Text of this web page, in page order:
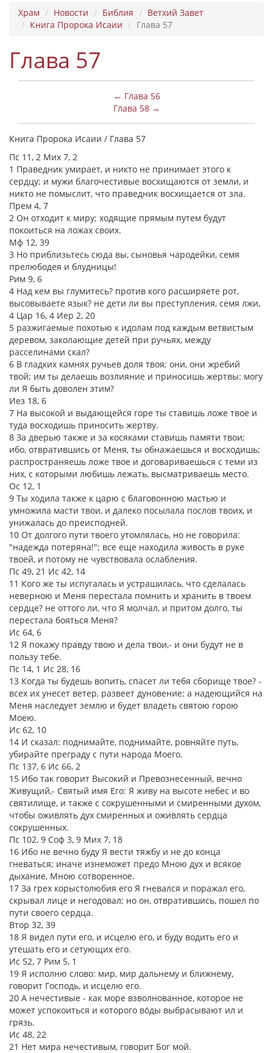
Храм Новости Библия
Ветхий Завет
Книга Пророка Исаии
Глава 57
Глава 57
← Глава 56
Глава 58 →
Книга Пророка Исаии / Глава 57
Пс 11, 2 Мих 7, 2
1 Праведник умирает, и никто не принимает этого к
сердцу; и мужи благочестивые восхищаются от земли, и
никто не помыслит, что праведник восхищается от зла.
Прем 4, 7
2 Он отходит к миру; ходящие прямым путем будут
покоиться на ложах своих.
Мф 12, 39
3 Но приблизьтесь сюда вы, сыновья чародейки, семя
прелюбодея и блудницы!
Рим 9, 6
4 Над кем вы глумитесь? против кого расширяете рот,
высовываете язык? не дети ли вы преступления, семя лжи,
4 Цар 16, 4 Иер 2, 20
5 разжигаемые похотью к идолам под каждым ветвистым
деревом, заколающие детей при ручьях, между
расселинами скал?
6 В гладких камнях ручьев доля твоя; они, они жребий
твой; им ты делаешь возлияние и приносишь жертвы: могу
ли Я быть доволен этим?
Иез 18, 6
7 На высокой и выдающейся горе ты ставишь ложе твое и
туда восходишь приносить жертву.
8 За дверью также и за косяками ставишь памяти твои;
ибо, отвратившись от Меня, ты обнажаешься и восходишь;
распространяешь ложе твое и договариваешься с теми из
них, с которыми любишь лежать, высматриваешь место.
Ос 12, 1
9 Ты ходила также к царю с благовонною мастью и
умножила масти твои, и далеко посылала послов твоих, и
унижалась до преисподней.
10 От долгого пути твоего утомлялась, но не говорила:
"надежда потеряна!"; все еще находила живость в руке
твоей, и потому не чувствовала ослабления.
Пс 49, 21 Ис 42, 14
11 Кого же ты испугалась и устрашилась, что сделалась
неверною и Меня перестала помнить и хранить в твоем
сердце? не оттого ли, что Я молчал, и притом долго, ты
перестала бояться Меня?
Ис 64, 6
12 Я покажу правду твою и дела твои,- и они будут не в
пользу тебе.
Пс 14, 1 Ис 28, 16
13 Когда ты будешь вопить, спасет ли тебя сборище твое? -
всех их унесет ветер, развеет дуновение; а надеющийся на
Меня наследует землю и будет владеть святою горою
Моею.
Ис 62, 10
14 И сказал: поднимайте, поднимайте, ровняйте путь,
убирайте преграду с пути народа Моего.
Пс 137, 6 Ис 66, 2
15 Ибо так говорит Высокий и Превознесенный, вечно
Живущий,- Святый имя Его: Я живу на высоте небес и во
святилище, и также с сокрушенными и смиренными духом,
чтобы оживлять дух смиренных и оживлять сердца
сокрушенных.
Пс 102, 9 Соф 3, 9 Мих 7, 18
16 Ибо не вечно буду Я вести тяжбу и не до конца
гневаться; иначе изнеможет предо Мною дух и всякое
дыхание, Мною сотворенное.
17 За грех корыстолюбия его Я гневался и поражал его,
скрывал лице и негодовал; но он, отвратившись, пошел по
пути своего сердца.
Втор 32, 39
18 Я видел пути его, и исцелю его, и буду водить его и
утешать его и сетующих его.
Ис 52, 7 Рим 5, 1
19 Я исполню слово: мир, мир дальнему и ближнему,
говорит Господь, и исцелю его.
20 А нечестивые - как море взволнованное, которое не
может успокоиться и которого во́ды выбрасывают ил и
грязь.
Ис 48, 22
21 Нет мира нечестивым, говорит Бог мой.